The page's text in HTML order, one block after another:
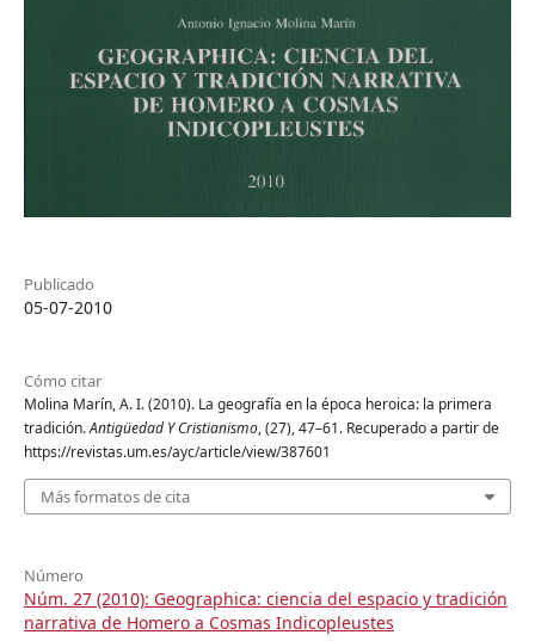
Publicado
05-07-2010
Cómo citar
Molina Marín, A. I. (2010). La geografía en la época heroica: la primera
tradición.Antigüedad Y Cristianismo, (27), 47–61. Recuperado a partir de
https://revistas.um.es/ayc/article/view/387601
Más formatos de cita
Número
Núm. 27 (2010): Geographica: ciencia del espacio y tradición
narrativa de Homero a Cosmas Indicopleustes